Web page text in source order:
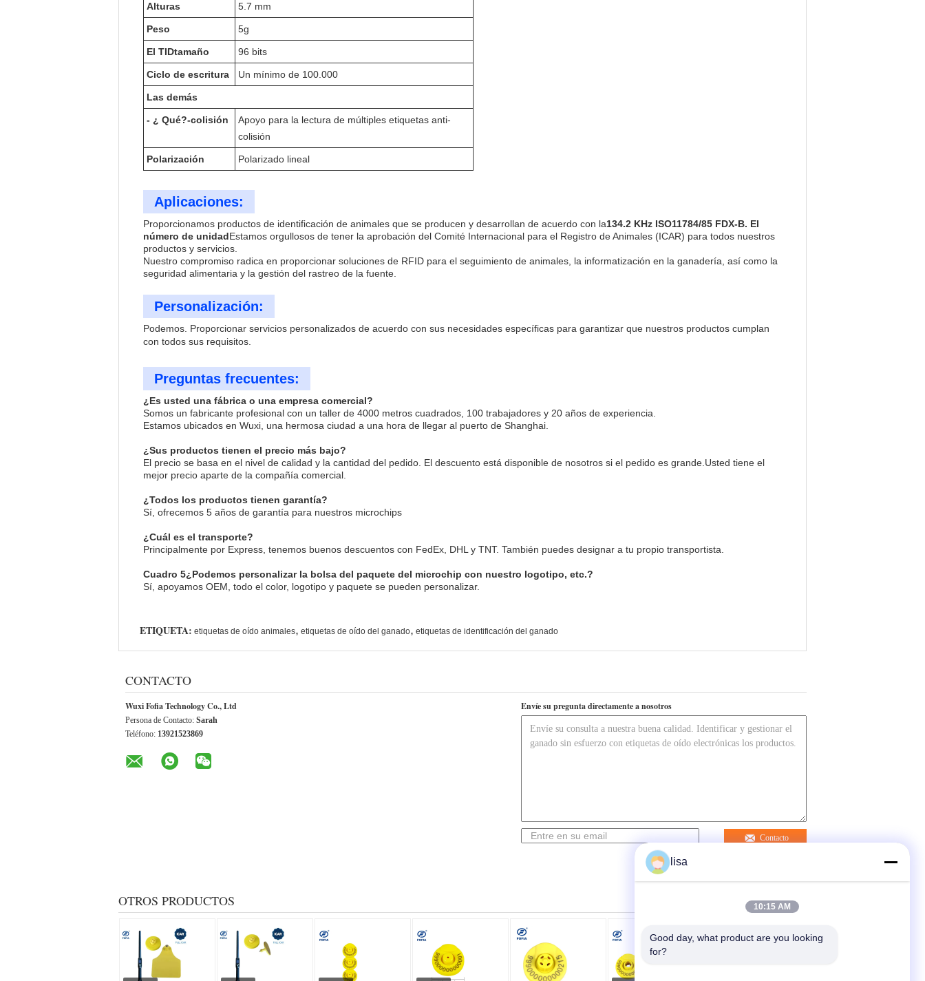
Alturas 5.7 mm
Peso 5g
El TIDtamaño 96 bits
Ciclo de escritura Un mínimo de 100.000
Las demás
- ¿ Qué?-colisión
Apoyo para la lectura de múltiples etiquetas anti-
colisión
Polarización Polarizado lineal
Aplicaciones:
Proporcionamos productos de identificación de animales que se producen y desarrollan de acuerdo con la134.2 KHz ISO11784/85 FDX-B. El
número de unidadEstamos orgullosos de tener la aprobación del Comité Internacional para el Registro de Animales (ICAR) para todos nuestros
productos y servicios.
Nuestro compromiso radica en proporcionar soluciones de RFID para el seguimiento de animales, la informatización en la ganadería, así como la
seguridad alimentaria y la gestión del rastreo de la fuente.
Personalización:
Podemos. Proporcionar servicios personalizados de acuerdo con sus necesidades específicas para garantizar que nuestros productos cumplan
con todos sus requisitos.
Preguntas frecuentes:
¿Es usted una fábrica o una empresa comercial?
Somos un fabricante profesional con un taller de 4000 metros cuadrados, 100 trabajadores y 20 años de experiencia.
Estamos ubicados en Wuxi, una hermosa ciudad a una hora de llegar al puerto de Shanghai.
¿Sus productos tienen el precio más bajo?
El precio se basa en el nivel de calidad y la cantidad del pedido. El descuento está disponible de nosotros si el pedido es grande.Usted tiene el
mejor precio aparte de la compañía comercial.
¿Todos los productos tienen garantía?
Sí, ofrecemos 5 años de garantía para nuestros microchips
¿Cuál es el transporte?
Principalmente por Express, tenemos buenos descuentos con FedEx, DHL y TNT. También puedes designar a tu propio transportista.
Cuadro 5¿Podemos personalizar la bolsa del paquete del microchip con nuestro logotipo, etc.?
Sí, apoyamos OEM, todo el color, logotipo y paquete se pueden personalizar.
ETIQUETA: etiquetas de oído animales, etiquetas de oído del ganado, etiquetas de identificación del ganado
CONTACTO
Wuxi Fofia Technology Co., Ltd
Persona de Contacto: Sarah
Teléfono: 13921523869
Envíe su pregunta directamente a nosotros
Contacto
OTROS PRODUCTOS
lisa
10:15 AM
Good day, what product are you looking
for?